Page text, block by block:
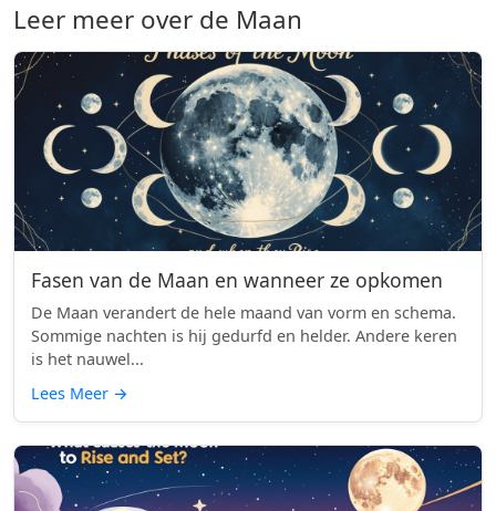
Leer meer over de Maan
Fasen van de Maan en wanneer ze opkomen
De Maan verandert de hele maand van vorm en schema.
Sommige nachten is hij gedurfd en helder. Andere keren
is het nauwel...
Lees Meer →